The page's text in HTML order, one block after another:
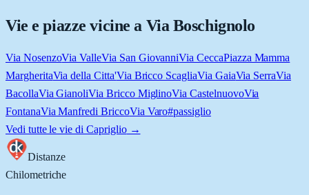
Vie e piazze vicine a Via Boschignolo
Via NosenzoVia ValleVia San GiovanniVia CeccaPiazza Mamma
MargheritaVia della Citta'Via Bricco ScagliaVia GaiaVia SerraVia
BacollaVia GianoliVia Bricco MiglinoVia CastelnuovoVia
FontanaVia Manfredi BriccoVia Varo#passiglio
Vedi tutte le vie di Capriglio→
Distanze
Chilometriche